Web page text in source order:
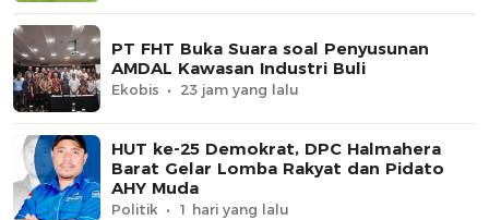
PT FHT Buka Suara soal Penyusunan
AMDAL Kawasan Industri Buli
Ekobis 23 jam yang lalu
HUT ke-25 Demokrat, DPC Halmahera
Barat Gelar Lomba Rakyat dan Pidato
AHY Muda
Politik 1 hari yang lalu